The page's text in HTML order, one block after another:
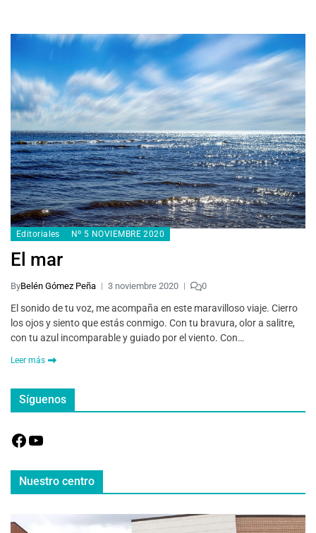
Editoriales Nº 5 NOVIEMBRE 2020
El mar
ByBelén Gómez Peña 3 noviembre 2020 0
El sonido de tu voz, me acompaña en este maravilloso viaje. Cierro
los ojos y siento que estás conmigo. Con tu bravura, olor a salitre,
con tu azul incomparable y guiado por el viento. Con…
Leer más
Síguenos
Nuestro centro